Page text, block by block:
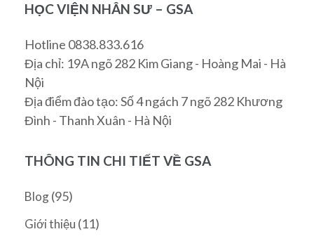
HỌC VIỆN NHÂN SƯ – GSA
Hotline 0838.833.616
Địa chỉ: 19A ngõ 282 Kim Giang - Hoàng Mai - Hà
Nội
Địa điểm đào tạo: Số 4 ngách 7 ngõ 282 Khương
Đình - Thanh Xuân - Hà Nội
THÔNG TIN CHI TIẾT VỀ GSA
Blog(95)
Giới thiệu (11)